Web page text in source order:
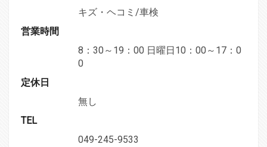
キズ・ヘコミ/車検
営業時間
8：30～19：00 日曜日10：00～17：0
0
定休日
無し
TEL
049-245-9533